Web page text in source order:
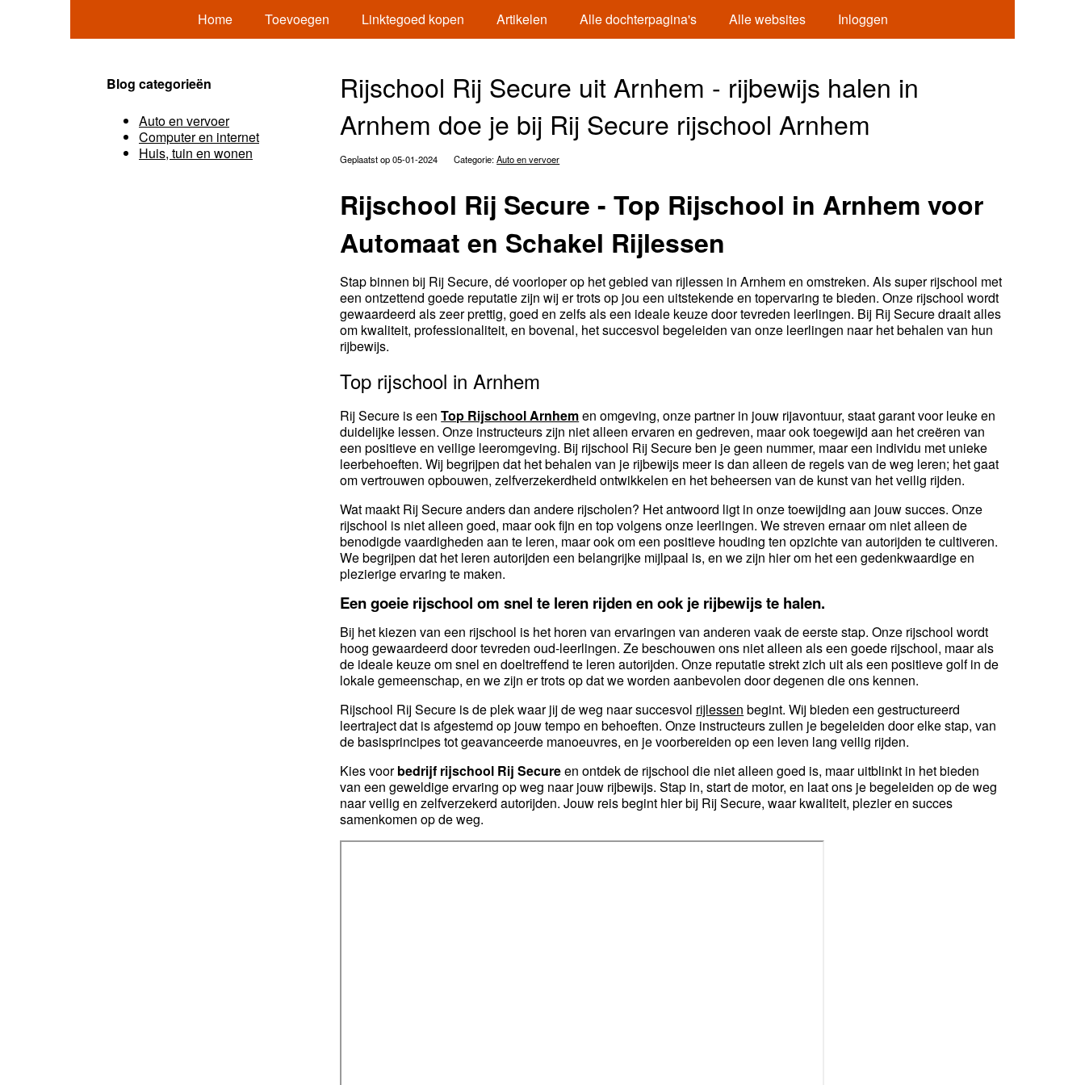
Home Toevoegen Linktegoed kopen Artikelen Alle dochterpagina's Alle websites Inloggen
Rijschool Rij Secure uit Arnhem - rijbewijs halen in
Arnhem doe je bij Rij Secure rijschool Arnhem
Geplaatst op 05-01-2024 Categorie:Auto en vervoer
Rijschool Rij Secure - Top Rijschool in Arnhem voor
Automaat en Schakel Rijlessen
Stap binnen bij Rij Secure, dé voorloper op het gebied van rijlessen in Arnhem en omstreken. Als super rijschool met
een ontzettend goede reputatie zijn wij er trots op jou een uitstekende en topervaring te bieden. Onze rijschool wordt
gewaardeerd als zeer prettig, goed en zelfs als een ideale keuze door tevreden leerlingen. Bij Rij Secure draait alles
om kwaliteit, professionaliteit, en bovenal, het succesvol begeleiden van onze leerlingen naar het behalen van hun
rijbewijs.
Top rijschool in Arnhem
Rij Secure is eenTop Rijschool Arnhemen omgeving, onze partner in jouw rijavontuur, staat garant voor leuke en
duidelijke lessen. Onze instructeurs zijn niet alleen ervaren en gedreven, maar ook toegewijd aan het creëren van
een positieve en veilige leeromgeving. Bij rijschool Rij Secure ben je geen nummer, maar een individu met unieke
leerbehoeften. Wij begrijpen dat het behalen van je rijbewijs meer is dan alleen de regels van de weg leren; het gaat
om vertrouwen opbouwen, zelfverzekerdheid ontwikkelen en het beheersen van de kunst van het veilig rijden.
Wat maakt Rij Secure anders dan andere rijscholen? Het antwoord ligt in onze toewijding aan jouw succes. Onze
rijschool is niet alleen goed, maar ook fijn en top volgens onze leerlingen. We streven ernaar om niet alleen de
benodigde vaardigheden aan te leren, maar ook om een positieve houding ten opzichte van autorijden te cultiveren.
We begrijpen dat het leren autorijden een belangrijke mijlpaal is, en we zijn hier om het een gedenkwaardige en
plezierige ervaring te maken.
Een goeie rijschool om snel te leren rijden en ook je rijbewijs te halen.
Bij het kiezen van een rijschool is het horen van ervaringen van anderen vaak de eerste stap. Onze rijschool wordt
hoog gewaardeerd door tevreden oud-leerlingen. Ze beschouwen ons niet alleen als een goede rijschool, maar als
de ideale keuze om snel en doeltreffend te leren autorijden. Onze reputatie strekt zich uit als een positieve golf in de
lokale gemeenschap, en we zijn er trots op dat we worden aanbevolen door degenen die ons kennen.
Rijschool Rij Secure is de plek waar jij de weg naar succesvol rijlessen begint. Wij bieden een gestructureerd
leertraject dat is afgestemd op jouw tempo en behoeften. Onze instructeurs zullen je begeleiden door elke stap, van
de basisprincipes tot geavanceerde manoeuvres, en je voorbereiden op een leven lang veilig rijden.
Kies voorbedrijf rijschool Rij Secureen ontdek de rijschool die niet alleen goed is, maar uitblinkt in het bieden
van een geweldige ervaring op weg naar jouw rijbewijs. Stap in, start de motor, en laat ons je begeleiden op de weg
naar veilig en zelfverzekerd autorijden. Jouw reis begint hier bij Rij Secure, waar kwaliteit, plezier en succes
samenkomen op de weg.
Blog categorieën
Auto en vervoer
Computer en internet
Huis, tuin en wonen